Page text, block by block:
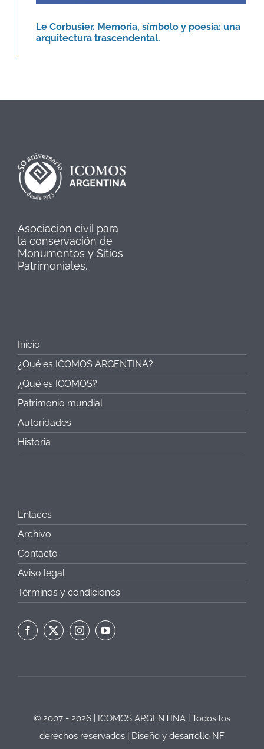
Le Corbusier. Memoria, símbolo y poesía: una
arquitectura trascendental.
Asociación civil para
la conservación de
Monumentos y Sitios
Patrimoniales.
Inicio
¿Qué es ICOMOS ARGENTINA?
¿Qué es ICOMOS?
Patrimonio mundial
Autoridades
Historia
Enlaces
Archivo
Contacto
Aviso legal
Términos y condiciones
© 2007 - 2026 | ICOMOS ARGENTINA | Todos los
derechos reservados | Diseño y desarrollo NF